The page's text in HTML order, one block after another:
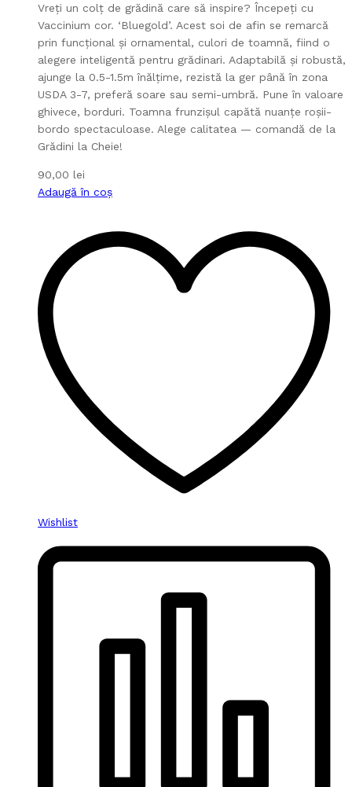
Vreți un colț de grădină care să inspire? Începeți cu
Vaccinium cor. ‘Bluegold’. Acest soi de afin se remarcă
prin funcțional și ornamental, culori de toamnă, fiind o
alegere inteligentă pentru grădinari. Adaptabilă și robustă,
ajunge la 0.5-1.5m înălțime, rezistă la ger până în zona
USDA 3-7, preferă soare sau semi-umbră. Pune în valoare
ghivece, borduri. Toamna frunzișul capătă nuanțe roșii-
bordo spectaculoase. Alege calitatea — comandă de la
Grădini la Cheie!
90,00 lei
Adaugă în coș
Wishlist